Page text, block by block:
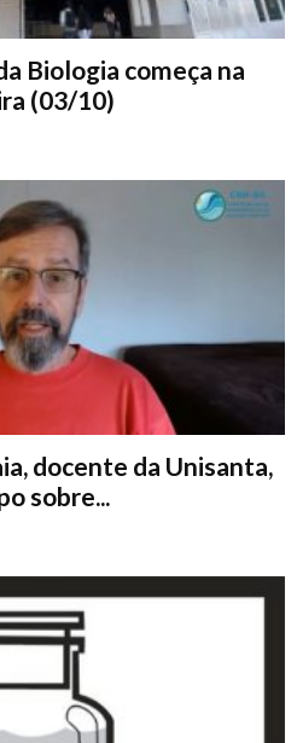
Biologia começa na
(03/10)
docente da Unisanta,
sobre...